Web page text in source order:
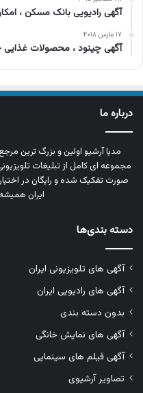
آگهی رادیویی بانک مسکن ،
۱۷ مارس ۲۰۱۸
آگهی چینود ، محصولات غذایی
درباره ما
مدیا آرشیو اولین و بزرگ‌ ترین
مجموعه‌ ای کامل از تبلیغات
صورت تفکیک‌ شده و رایگان در
ایران
دسته بندی‌ها
آگهی های تلویزیونی ایران
آگهی های رادیویی ایران
بدون دسته بندی
آگهی های نمایش خانگی
آگهی فیلم های سینمایی
تصاویر آرشیوی